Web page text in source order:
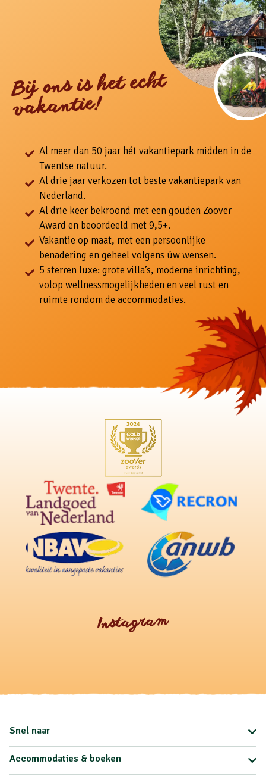
Bij ons is het echt
vakantie!
Al meer dan 50 jaar hét vakantiepark midden in de
Twentse natuur.
Al drie jaar verkozen tot beste vakantiepark van
Nederland.
Al drie keer bekroond met een gouden Zoover
Award en beoordeeld met 9,5+.
Vakantie op maat, met een persoonlijke
benadering en geheel volgens úw wensen.
5 sterren luxe: grote villa’s, moderne inrichting,
volop wellnessmogelijkheden en veel rust en
ruimte rondom de accommodaties.
Instagram
Snel naar
Accommodaties & boeken